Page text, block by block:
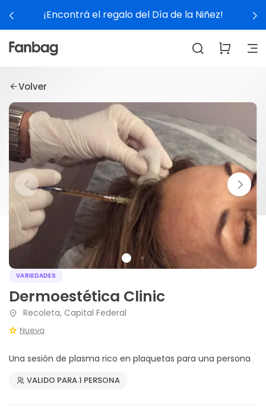
¡Encontrá el regalo del Día de la Niñez!
Volver
VARIEDADES
Dermoestética Clinic
Recoleta, Capital Federal
Nueva
Una sesión de plasma rico en plaquetas para una persona
VALIDO PARA 1 PERSONA